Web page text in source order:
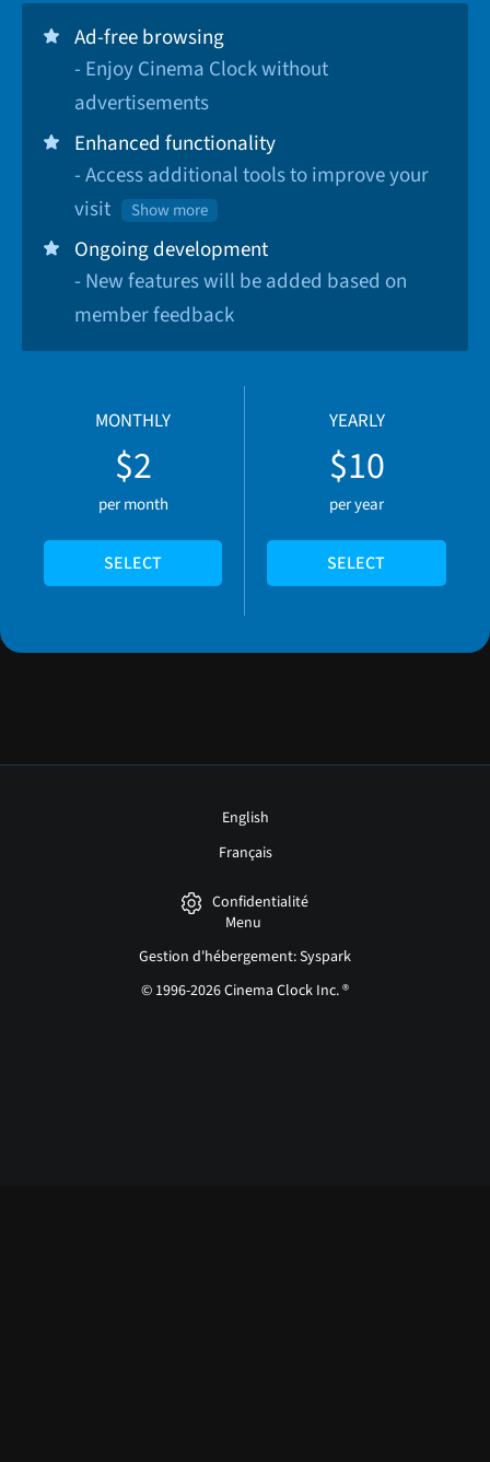
Ad-free browsing
- Enjoy Cinema Clock without
advertisements
Enhanced functionality
- Access additional tools to improve your
visit
Show more
Ongoing development
- New features will be added based on
member feedback
MONTHLY
$2
per month
SELECT
YEARLY
$10
per year
SELECT
English
Français
Confidentialité
Menu
Gestion d'hébergement: Syspark
© 1996-2026 Cinema Clock Inc. ®